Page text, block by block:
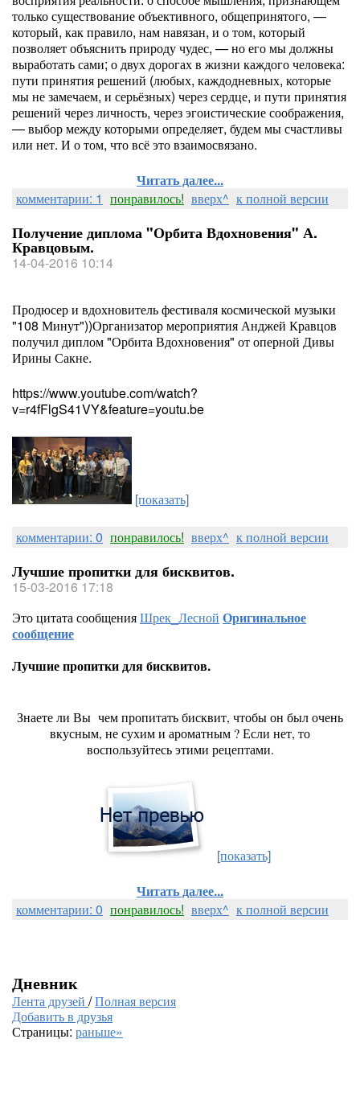
только существование объективного, общепринятого, —
который, как правило, нам навязан, и о том, который
позволяет объяснить природу чудес, — но его мы должны
выработать сами; о двух дорогах в жизни каждого человека:
пути принятия решений (любых, каждодневных, которые
мы не замечаем, и серьёзных) через сердце, и пути принятия
решений через личность, через эгоистические соображения,
— выбор между которыми определяет, будем мы счастливы
или нет. И о том, что всё это взаимосвязано.
Читать далее...
комментарии: 1 понравилось! вверх^ к полной версии
Получение диплома "Орбита Вдохновения" А.
Кравцовым.
14-04-2016 10:14
Продюсер и вдохновитель фестиваля космической музыки
"108 Минут"))Организатор мероприятия Анджей Кравцов
получил диплом "Орбита Вдохновения" от оперной Дивы
Ирины Сакне.
https://www.youtube.com/watch?
v=r4fFlgS41VY&feature=youtu.be
[показать]
комментарии: 0 понравилось! вверх^ к полной версии
Лучшие пропитки для бисквитов.
15-03-2016 17:18
Это цитата сообщенияШрек_Лесной Оригинальное
сообщение
Лучшие пропитки для бисквитов.
Знаете ли Вы чем пропитать бисквит, чтобы он был очень
вкусным, не сухим и ароматным ? Если нет, то
воспользуйтесь этими рецептами.
[показать]
Читать далее...
комментарии: 0 понравилось! вверх^ к полной версии
Дневник
Лента друзей /Полная версия
Добавить в друзья
Страницы: раньше»